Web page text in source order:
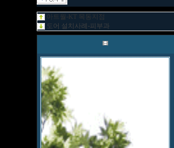
아트월-KT 목동지점
도어 설치사례-피부과